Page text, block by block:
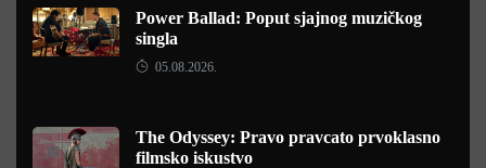
Power Ballad: Poput sjajnog muzičkog
singla
05.08.2026.
The Odyssey: Pravo pravcato prvoklasno
filmsko iskustvo